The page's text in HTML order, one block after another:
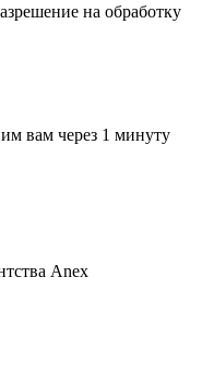
на обработку
вам через 1 минуту
Anex